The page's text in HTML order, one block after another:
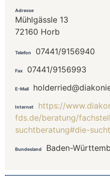
Adresse
Mühlgässle 13
72160 Horb
Telefon 07441/9156940
Fax 07441/9156993
E-Mail
Internet
https://
fds.de/beratung/
suchtberatung#die-
Bundesland Baden-